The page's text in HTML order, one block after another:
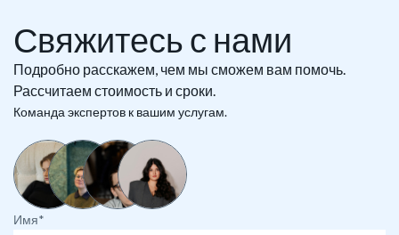
Свяжитесь с нами
Подробно расскажем, чем мы сможем вам помочь.
Рассчитаем стоимость и сроки.
Команда экспертов к вашим услугам.
Имя*